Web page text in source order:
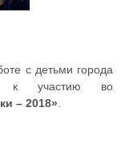
с детьми города
к участию во
– 2018».